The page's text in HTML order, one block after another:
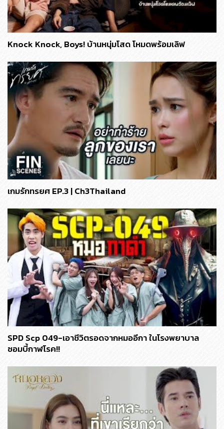
Knock Knock, Boys! บ้านหนุ่มโสด โหมดพร้อมเลิฟ
เกมรักทรยศ EP.3 | Ch3Thailand
SPD Scp 049-เอาชีวิตรอดจากหมออีกา ในโรงพยาบาล
ซอมบี้กาฬโรค!!